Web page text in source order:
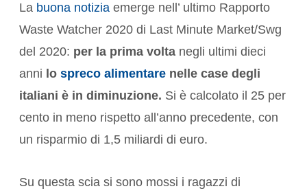
La buona notizia emerge nell’ ultimo Rapporto
Waste Watcher 2020 di Last Minute Market/Swg
del 2020: per la prima volta negli ultimi dieci
anni lo spreco alimentare nelle case degli
italiani è in diminuzione. Si è calcolato il 25 per
cento in meno rispetto all’anno precedente, con
un risparmio di 1,5 miliardi di euro.
Su questa scia si sono mossi i ragazzi di